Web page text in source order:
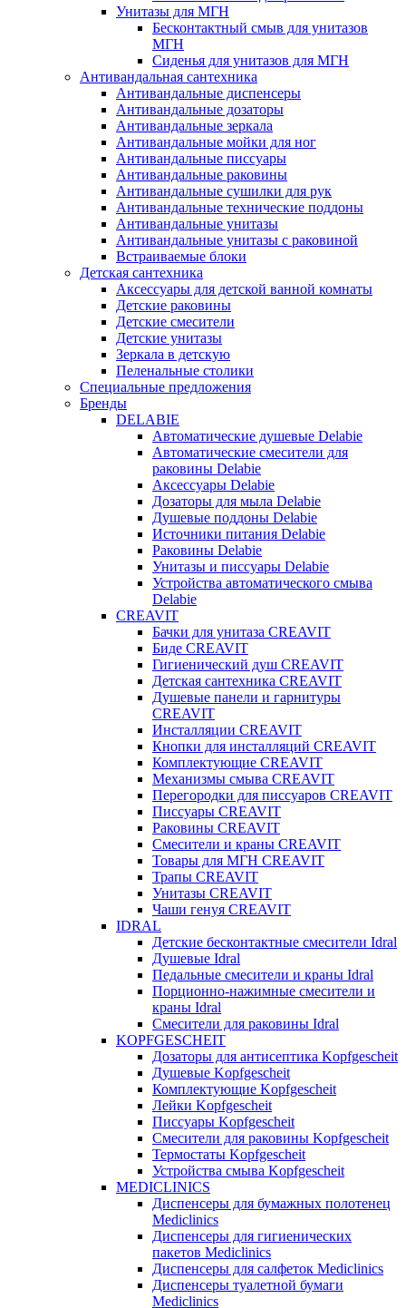
Унитазы для МГН
Бесконтактный смыв для унитазов
МГН
Сиденья для унитазов для МГН
Антивандальная сантехника
Антивандальные диспенсеры
Антивандальные дозаторы
Антивандальные зеркала
Антивандальные мойки для ног
Антивандальные писсуары
Антивандальные раковины
Антивандальные сушилки для рук
Антивандальные технические поддоны
Антивандальные унитазы
Антивандальные унитазы с раковиной
Встраиваемые блоки
Детская сантехника
Аксессуары для детской ванной комнаты
Детские раковины
Детские смесители
Детские унитазы
Зеркала в детскую
Пеленальные столики
Специальные предложения
Бренды
DELABIE
Автоматические душевые Delabie
Автоматические смесители для
раковины Delabie
Аксессуары Delabie
Дозаторы для мыла Delabie
Душевые поддоны Delabie
Источники питания Delabie
Раковины Delabie
Унитазы и писсуары Delabie
Устройства автоматического смыва
Delabie
CREAVIT
Бачки для унитаза CREAVIT
Биде CREAVIT
Гигиенический душ CREAVIT
Детская сантехника CREAVIT
Душевые панели и гарнитуры
CREAVIT
Инсталляции CREAVIT
Кнопки для инсталляций CREAVIT
Комплектующие CREAVIT
Механизмы смыва CREAVIT
Перегородки для писсуаров CREAVIT
Писсуары CREAVIT
Раковины CREAVIT
Смесители и краны CREAVIT
Товары для МГН CREAVIT
Трапы CREAVIT
Унитазы CREAVIT
Чаши генуя CREAVIT
IDRAL
Детские бесконтактные смесители Idral
Душевые Idral
Педальные смесители и краны Idral
Порционно-нажимные смесители и
краны Idral
Смеcители для раковины Idral
KOPFGESCHEIT
Дозаторы для антисептика Kopfgescheit
Душевые Kopfgescheit
Комплектующие Kopfgescheit
Лейки Kopfgescheit
Писсуары Kopfgescheit
Смесители для раковины Kopfgescheit
Термостаты Kopfgescheit
Устройства смыва Kopfgescheit
MEDICLINICS
Диспенсеры для бумажных полотенец
Mediclinics
Диспенсеры для гигиенических
пакетов Mediclinics
Диспенсеры для салфеток Mediclinics
Диспенсеры туалетной бумаги
Mediclinics